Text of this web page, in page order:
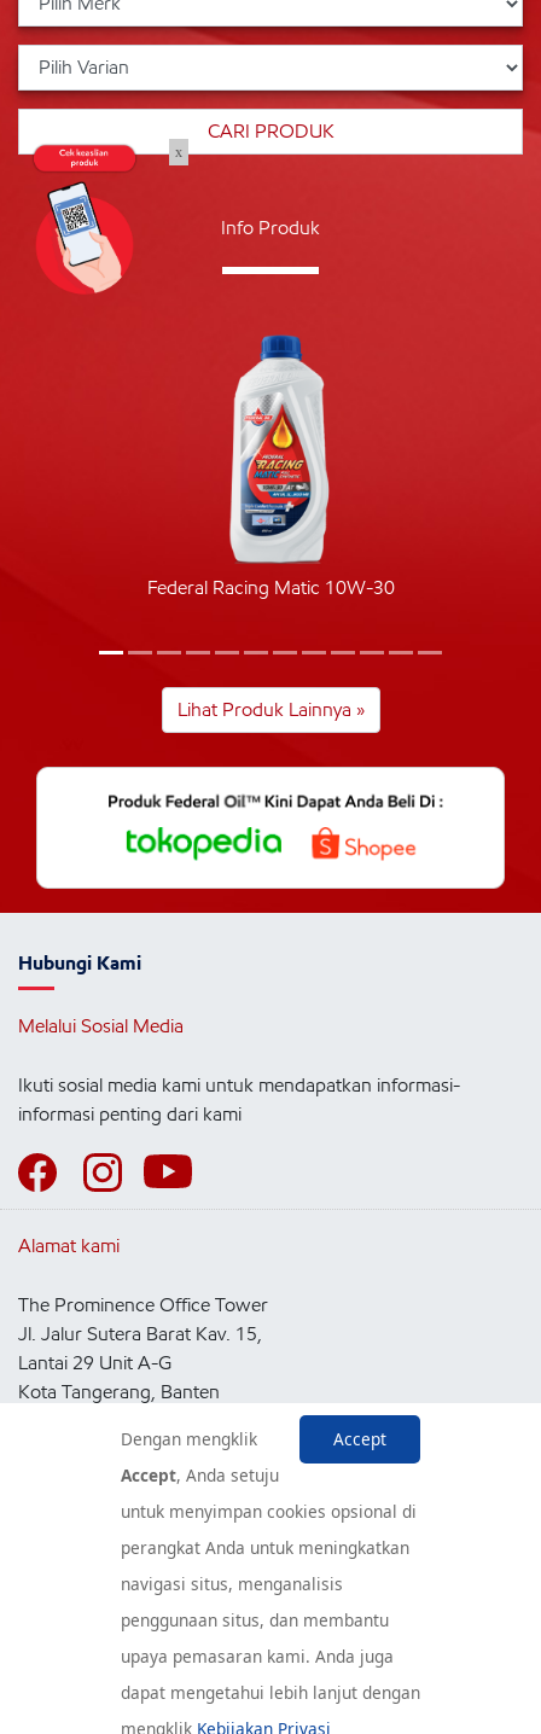
Info Produk
Federal Racing Matic 10W-30
Lihat Produk Lainnya »
Hubungi Kami
Melalui Sosial Media
Ikuti sosial media kami untuk mendapatkan informasi-
informasi penting dari kami
Alamat kami
The Prominence Office Tower
Jl. Jalur Sutera Barat Kav. 15,
Lantai 29 Unit A-G
Kota Tangerang, Banten
Pusat Layanan Konsumen
x
Accept
Dengan mengklik
Accept, Anda setuju
untuk menyimpan cookies opsional di
perangkat Anda untuk meningkatkan
navigasi situs, menganalisis
penggunaan situs, dan membantu
upaya pemasaran kami. Anda juga
dapat mengetahui lebih lanjut dengan
mengklik Kebijakan Privasi